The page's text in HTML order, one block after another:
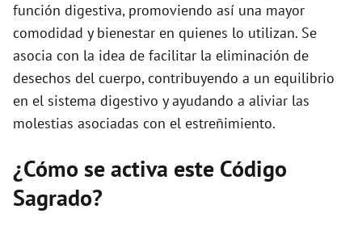
función digestiva, promoviendo así una mayor
comodidad y bienestar en quienes lo utilizan. Se
asocia con la idea de facilitar la eliminación de
desechos del cuerpo, contribuyendo a un equilibrio
en el sistema digestivo y ayudando a aliviar las
molestias asociadas con el estreñimiento.
¿Cómo se activa este Código
Sagrado?